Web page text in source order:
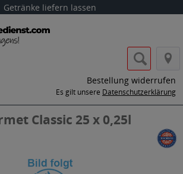
Getränke liefern lassen
Bestellung widerrufen
Es gilt unsere Datenschutzerklärung
Classic 25 x 0,25l